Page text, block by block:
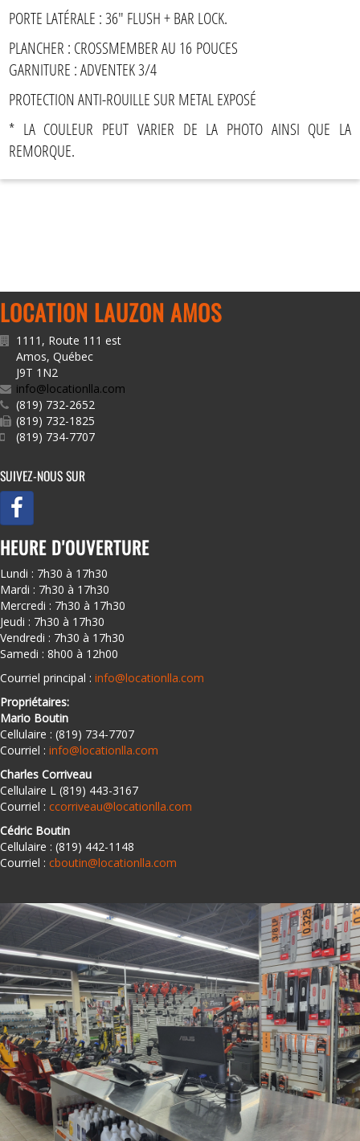
PORTE LATÉRALE : 36" FLUSH + BAR LOCK.
PLANCHER : CROSSMEMBER AU 16 POUCES
GARNITURE : ADVENTEK 3/4
PROTECTION ANTI-ROUILLE SUR METAL EXPOSÉ
* LA COULEUR PEUT VARIER DE LA PHOTO AINSI QUE LA
REMORQUE.
LOCATION LAUZON AMOS
1111, Route 111 est
Amos, Québec
J9T 1N2
info@locationlla.com
(819) 732-2652
(819) 732-1825
(819) 734-7707
SUIVEZ-NOUS SUR
HEURE D'OUVERTURE
Lundi : 7h30 à 17h30
Mardi : 7h30 à 17h30
Mercredi : 7h30 à 17h30
Jeudi : 7h30 à 17h30
Vendredi : 7h30 à 17h30
Samedi : 8h00 à 12h00
Courriel principal : info@locationlla.com
Propriétaires:
Mario Boutin
Cellulaire : (819) 734-7707
Courriel : info@locationlla.com
Charles Corriveau
Cellulaire L (819) 443-3167
Courriel : ccorriveau@locationlla.com
Cédric Boutin
Cellulaire : (819) 442-1148
Courriel : cboutin@locationlla.com